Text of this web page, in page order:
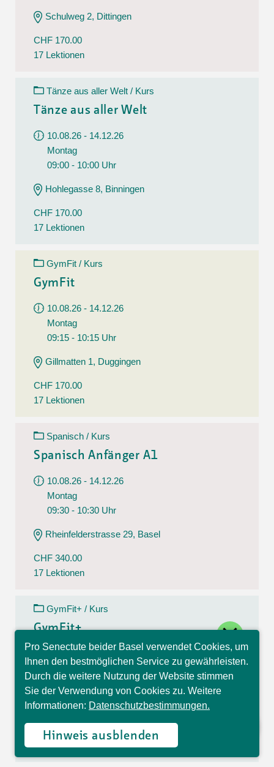
Schulweg 2, Dittingen
CHF 170.00
17 Lektionen
Tänze aus aller Welt / Kurs
Tänze aus aller Welt
10.08.26 - 14.12.26
Montag
09:00 - 10:00 Uhr
Hohlegasse 8, Binningen
CHF 170.00
17 Lektionen
GymFit / Kurs
GymFit
10.08.26 - 14.12.26
Montag
09:15 - 10:15 Uhr
Gillmatten 1, Duggingen
CHF 170.00
17 Lektionen
Spanisch / Kurs
Spanisch Anfänger A1
10.08.26 - 14.12.26
Montag
09:30 - 10:30 Uhr
Rheinfelderstrasse 29, Basel
CHF 340.00
17 Lektionen
GymFit+ / Kurs
GymFit+
10.08.26 - 14.12.26
Montag
09:30 - 10:30 Uhr
Theodorskirchplatz 7, Basel
CHF 170.00
17 Lektionen
Pro Senectute beider Basel verwendet Cookies, um
Ihnen den bestmöglichen Service zu gewährleisten.
Durch die weitere Nutzung der Website stimmen
Sie der Verwendung von Cookies zu. Weitere
Informationen: Datenschutzbestimmungen.
Hinweis ausblenden
Hallo, ich bin Sophia und
beantworte gerne Ihre
Fragen.
close